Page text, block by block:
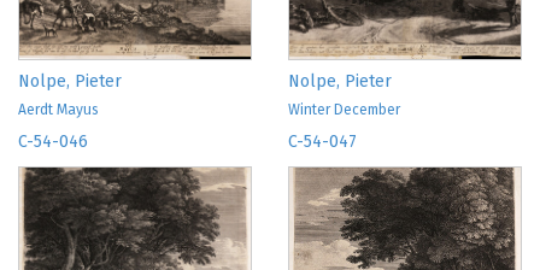
Nolpe, Pieter
Aerdt Mayus
Nolpe, Pieter
Winter December
C-54-046 C-54-047